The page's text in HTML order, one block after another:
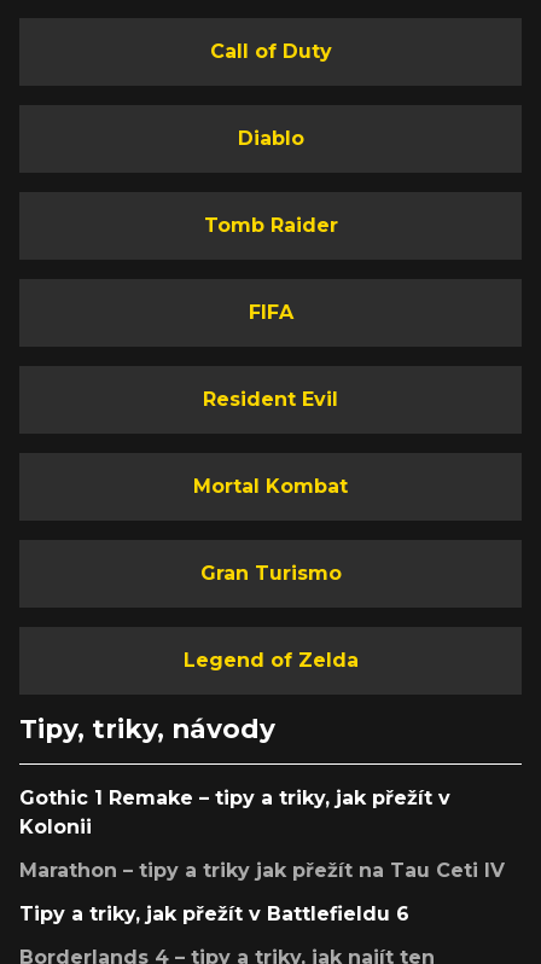
Call of Duty
Diablo
Tomb Raider
FIFA
Resident Evil
Mortal Kombat
Gran Turismo
Legend of Zelda
Tipy, triky, návody
Gothic 1 Remake – tipy a triky, jak přežít v
Kolonii
Marathon – tipy a triky jak přežít na Tau Ceti IV
Tipy a triky, jak přežít v Battlefieldu 6
Borderlands 4 – tipy a triky, jak najít ten